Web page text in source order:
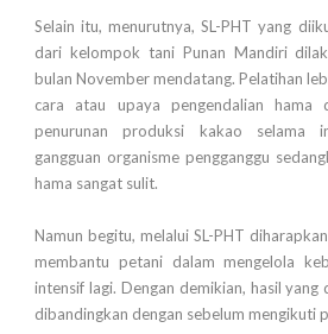
Selain itu, menurutnya, SL-PHT yang
dari kelompok tani Punan Mandiri
bulan November mendatang. Pelatihan
cara atau upaya pengendalian hama
penurunan produksi kakao selama
gangguan organisme pengganggu
hama sangat sulit.
Namun begitu, melalui SL-PHT
membantu petani dalam mengelola
intensif lagi. Dengan demikian, hasil
dibandingkan dengan sebelum mengikuti